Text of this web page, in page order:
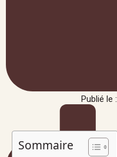
Publié le
Sommaire